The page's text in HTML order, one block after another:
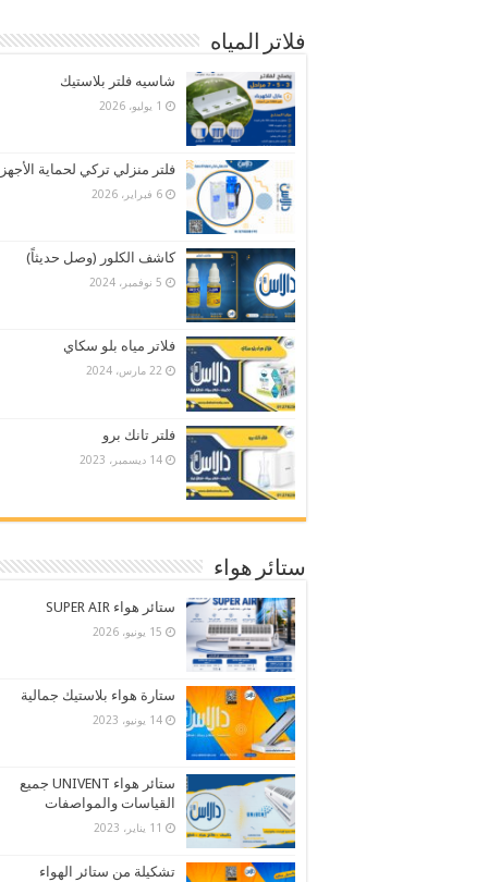
فلاتر المياه
شاسيه فلتر بلاستيك
1 يوليو، 2026
فلتر منزلي تركي لحماية
6 فبراير، 2026
كاشف الكلور (وصل حديثاً)
5 نوفمبر، 2024
فلاتر مياه بلو سكاي
22 مارس، 2024
فلتر تانك برو
14 ديسمبر، 2023
ستائر هواء
ستائر هواء SUPER AIR
15 يونيو، 2026
ستارة هواء بلاستيك جمالية
14 يونيو، 2023
ستائر هواء UNIVENT جميع
القياسات والمواصفات
11 يناير، 2023
تشكيلة من ستائر الهواء